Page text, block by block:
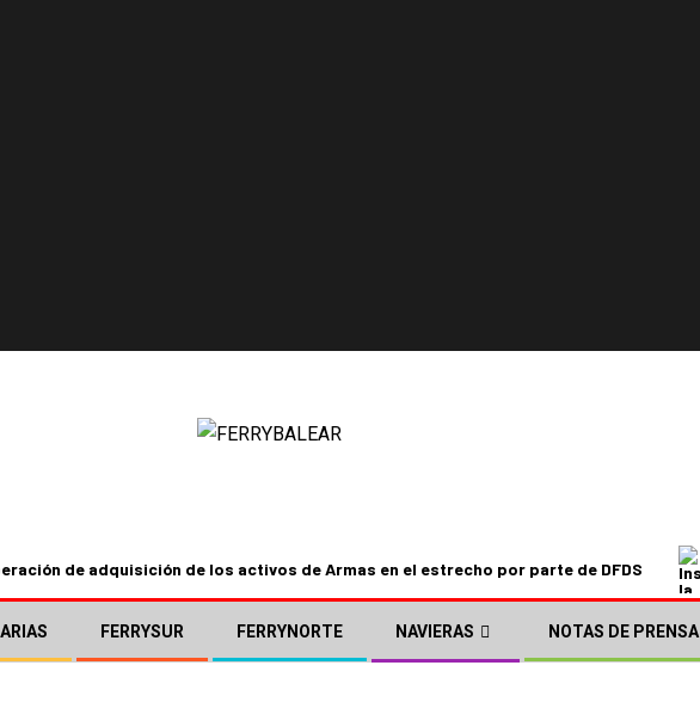
de adquisición de los activos de Armas en el estrecho por parte de DFDS
FERRYSUR FERRYNORTE NAVIERAS NOTAS DE PRENSA